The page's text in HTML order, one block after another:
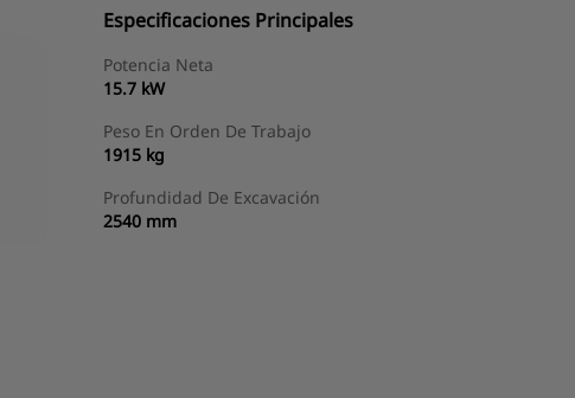
Especificaciones Principales
Potencia Neta
15.7 kW
Peso En Orden De Trabajo
1915 kg
Profundidad De Excavación
2540 mm